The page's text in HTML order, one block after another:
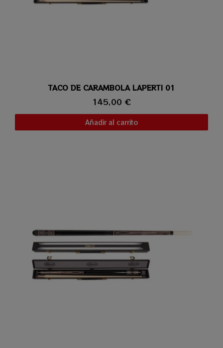
Vista rápida
TACO DE CARAMBOLA LAPERTI 01
145,00 €
Añadir al carrito